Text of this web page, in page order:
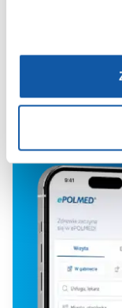
integracji z